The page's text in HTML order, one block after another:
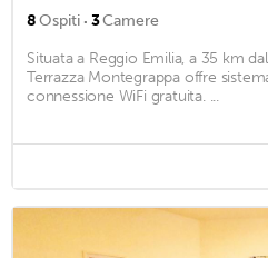
8Ospiti · 3Camere
Situata a Reggio Emilia, a 35 km
Terrazza Montegrappa offre
connessione WiFi gratuita. ...